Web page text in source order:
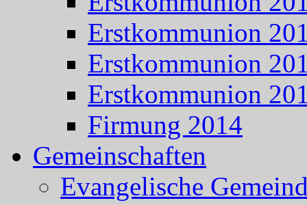
Erstkommunion
Erstkommunion
Erstkommunion
Firmung 2014
Gemeinschaften
Evangelische